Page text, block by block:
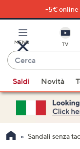
al
principale
-5€ online
MENU TV
Cerca
sono
disponibili
suggerimenti,
usa
i
Saldi Novità
Sandali senza